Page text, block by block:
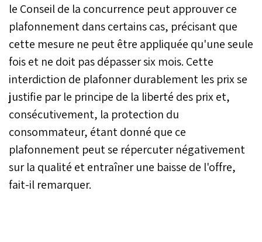
le Conseil de la concurrence peut approuver ce
plafonnement dans certains cas, précisant que
cette mesure ne peut être appliquée qu'une seule
fois et ne doit pas dépasser six mois. Cette
interdiction de plafonner durablement les prix se
justifie par le principe de la liberté des prix et,
consécutivement, la protection du
consommateur, étant donné que ce
plafonnement peut se répercuter négativement
sur la qualité et entraîner une baisse de l'offre,
fait-il remarquer.